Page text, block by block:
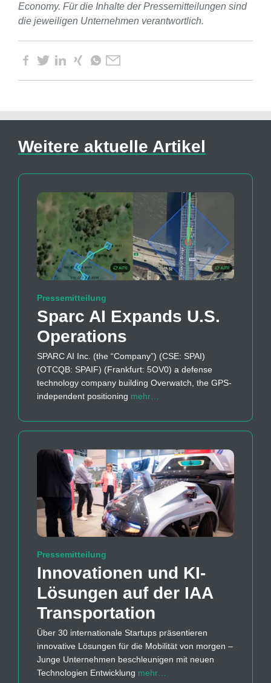
Economy. Für die Inhalte der Pressemitteilungen sind
die jeweiligen Unternehmen verantwortlich.
Weitere aktuelle Artikel
Pressemitteilung
Sparc AI Expands U.S.
Operations
SPARC AI Inc. (the “Company”) (CSE: SPAI)
(OTCQB: SPAIF) (Frankfurt: 5OV0) a defense
technology company building Overwatch, the GPS-
independent positioning mehr…
Pressemitteilung
Innovationen und KI-
Lösungen auf der IAA
Transportation
Über 30 internationale Startups präsentieren
innovative Lösungen für die Mobilität von morgen –
Junge Unternehmen beschleunigen mit neuen
Technologien Entwicklung mehr…